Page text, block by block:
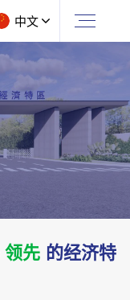
中文
领先 的经济特